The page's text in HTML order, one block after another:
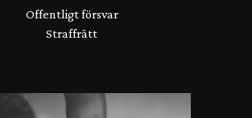
Offentligt försvar
Straffrätt